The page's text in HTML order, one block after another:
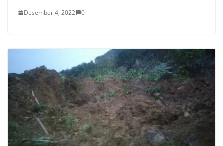
Desember 4, 2022 0